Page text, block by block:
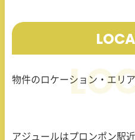
物件のロケーション・エリ
アジュールはプロンポン駅